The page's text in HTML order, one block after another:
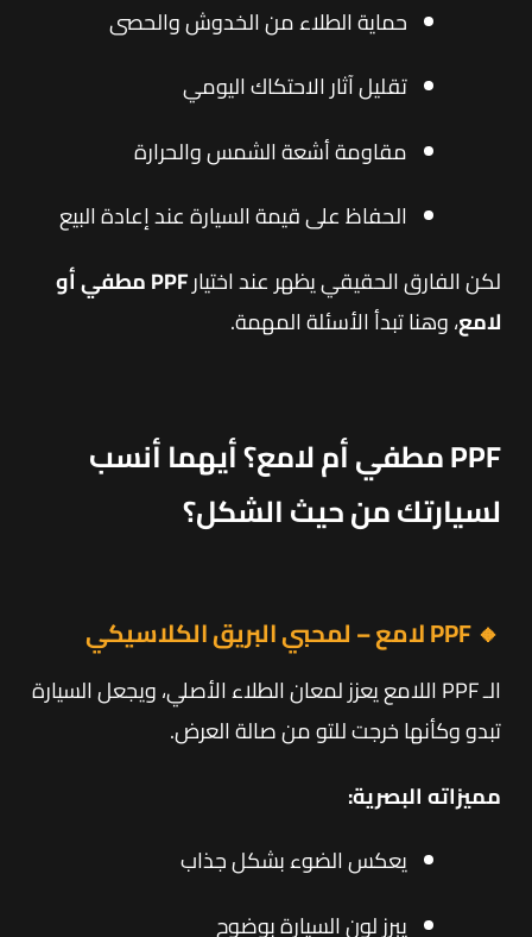
حماية الطلاء من الخدوش والحصى
تقليل آثار الاحتكاك اليومي
مقاومة أشعة الشمس والحرارة
الحفاظ على قيمة السيارة عند إعادة البيع
لكن الفارق الحقيقي يظهر عند اختيار
PPF مطفي أو
لامع، وهنا تبدأ الأسئلة المهمة.
PPF مطفي أم لامع؟ أيهما أنسب
لسيارتك من حيث الشكل؟
🔸 PPF لامع – لمحبي البريق الكلاسيكي
الـ PPF اللامع يعزز لمعان الطلاء الأصلي، ويجعل السيارة
تبدو وكأنها خرجت للتو من صالة العرض.
مميزاته البصرية:
يعكس الضوء بشكل جذاب
يبرز لون السيارة بوضوح